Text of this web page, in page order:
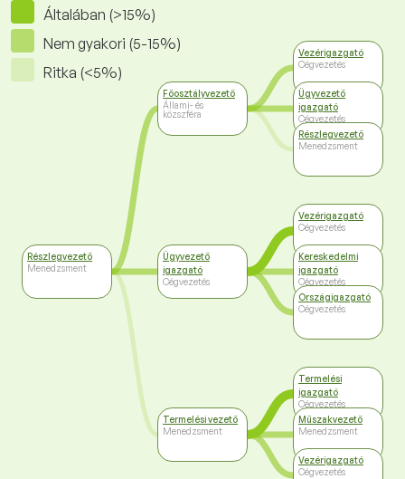
Általában (>15%)
Nem gyakori (5-15%)
Ritka (<5%)
Részlegvezető
Menedzsment
Főosztályvezető
Állami- és
közszféra
Ügyvezető
igazgató
Cégvezetés
Termelési vezető
Menedzsment
Vezérigazgató
Cégvezetés
Ügyvezető
igazgató
Cégvezetés
Részlegvezető
Menedzsment
Vezérigazgató
Cégvezetés
Kereskedelmi
igazgató
Cégvezetés
Országigazgató
Cégvezetés
Termelési
igazgató
Cégvezetés
Műszakvezető
Menedzsment
Vezérigazgató
Cégvezetés